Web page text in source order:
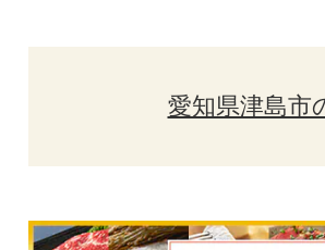
愛知県津島市